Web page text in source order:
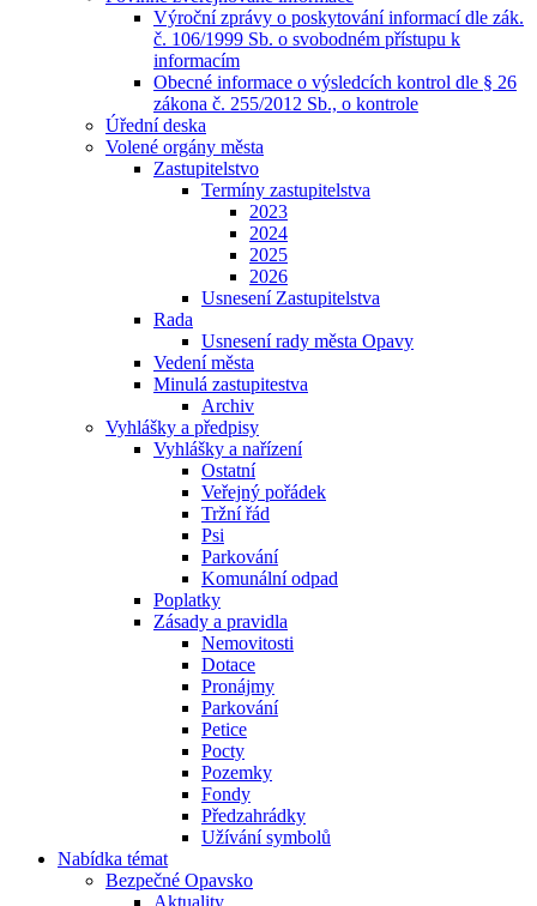
Výroční zprávy o poskytování informací dle zák.
č. 106/1999 Sb. o svobodném přístupu k
informacím
Obecné informace o výsledcích kontrol dle § 26
zákona č. 255/2012 Sb., o kontrole
Úřední deska
Volené orgány města
Zastupitelstvo
Termíny zastupitelstva
2023
2024
2025
2026
Usnesení Zastupitelstva
Rada
Usnesení rady města Opavy
Vedení města
Minulá zastupitestva
Archiv
Vyhlášky a předpisy
Vyhlášky a nařízení
Ostatní
Veřejný pořádek
Tržní řád
Psi
Parkování
Komunální odpad
Poplatky
Zásady a pravidla
Nemovitosti
Dotace
Pronájmy
Parkování
Petice
Pocty
Pozemky
Fondy
Předzahrádky
Užívání symbolů
Nabídka témat
Bezpečné Opavsko